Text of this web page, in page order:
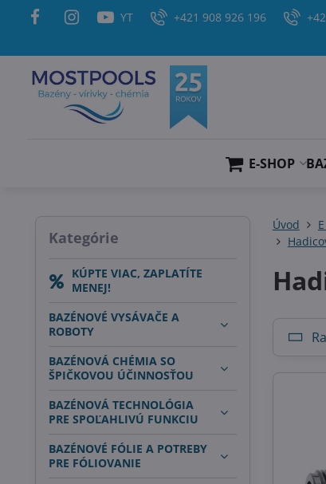
YT +421 908 926 196
E-SHOP
Úvod
Kategórie
KÚPTE VIAC, ZAPLATÍTE
MENEJ!
BAZÉNOVÉ VYSÁVAČE A
ROBOTY
BAZÉNOVÁ CHÉMIA SO
ŠPIČKOVOU ÚČINNOSŤOU
BAZÉNOVÁ TECHNOLÓGIA
PRE SPOĽAHLIVÚ FUNKCIU
BAZÉNOVÉ FÓLIE A POTREBY
PRE FÓLIOVANIE